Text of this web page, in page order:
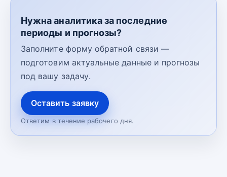
Нужна аналитика за последние
периоды и прогнозы?
Заполните форму обратной связи —
подготовим актуальные данные и прогнозы
под вашу задачу.
Оставить заявку
Ответим в течение рабочего дня.